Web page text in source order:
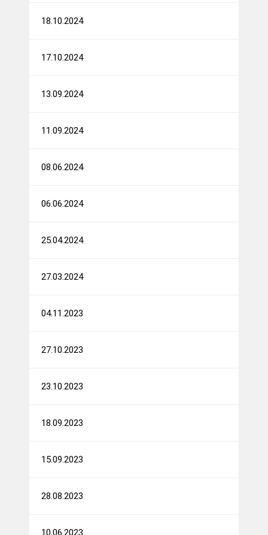
18.10.2024
17.10.2024
13.09.2024
11.09.2024
08.06.2024
06.06.2024
25.04.2024
27.03.2024
04.11.2023
27.10.2023
23.10.2023
18.09.2023
15.09.2023
28.08.2023
10.06.2023